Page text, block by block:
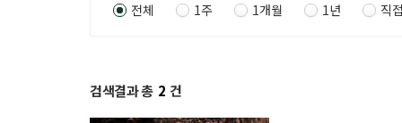
전체 1주 1개월 1년 직
검색결과 총 2 건